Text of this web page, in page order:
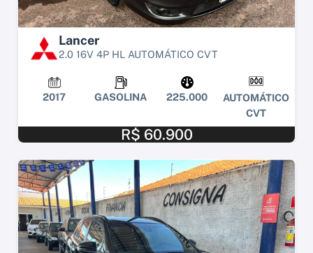
Lancer
2.0 16V 4P HL AUTOMÁTICO CVT
2017 GASOLINA 225.000
AUTOMÁTICO
CVT
R$ 60.900